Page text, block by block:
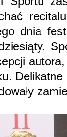
dnia
Delikatne